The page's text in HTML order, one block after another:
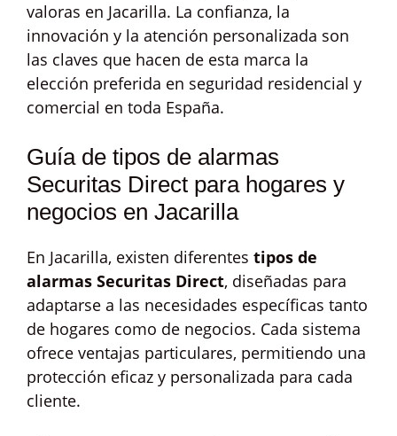
valoras en Jacarilla. La confianza, la
innovación y la atención personalizada son
las claves que hacen de esta marca la
elección preferida en seguridad residencial y
comercial en toda España.
Guía de tipos de alarmas
Securitas Direct para hogares y
negocios en Jacarilla
En Jacarilla, existen diferentes tipos de
alarmas Securitas Direct, diseñadas para
adaptarse a las necesidades específicas tanto
de hogares como de negocios. Cada sistema
ofrece ventajas particulares, permitiendo una
protección eficaz y personalizada para cada
cliente.